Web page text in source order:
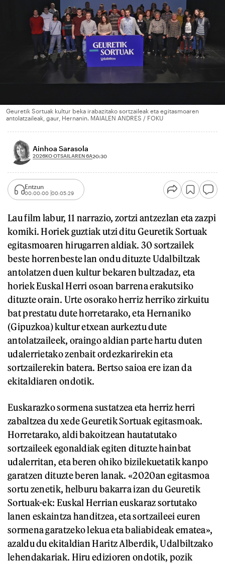
Geuretik Sortuak kultur beka irabazitako sortzaileak eta egitasmoaren
antolatzaileak, gaur, Hernanin. MAIALEN ANDRES / FOKU
Ainhoa Sarasola
2026KO OTSAILAREN 6A20:30
Entzun
00:00:00 00:05:29
Lau film labur, 11 narrazio, zortzi antzezlan eta zazpi
komiki. Horiek guztiak utzi ditu Geuretik Sortuak
egitasmoaren hirugarren aldiak. 30 sortzailek
beste horrenbeste lan ondu dituzte Udalbiltzak
antolatzen duen kultur bekaren bultzadaz, eta
horiek Euskal Herri osoan barrena erakutsiko
dituzte orain. Urte osorako herriz herriko zirkuitu
bat prestatu dute horretarako, eta Hernaniko
(Gipuzkoa) kultur etxean aurkeztu dute
antolatzaileek, oraingo aldian parte hartu duten
udalerrietako zenbait ordezkarirekin eta
sortzailerekin batera. Bertso saioa ere izan da
ekitaldiaren ondotik.
Euskarazko sormena sustatzea eta herriz herri
zabaltzea du xede Geuretik Sortuak egitasmoak.
Horretarako, aldi bakoitzean hautatutako
sortzaileek egonaldiak egiten dituzte hainbat
udalerritan, eta beren ohiko bizilekuetatik kanpo
garatzen dituzte beren lanak. «2020an egitasmoa
sortu zenetik, helburu bakarra izan du Geuretik
Sortuak-ek: Euskal Herrian euskaraz sortutako
lanen eskaintza handitzea, eta sortzaileei euren
sormena garatzeko lekua eta baliabideak ematea»,
azaldu du ekitaldian Haritz Alberdik, Udalbiltzako
lehendakariak. Hiru edizioren ondotik, pozik